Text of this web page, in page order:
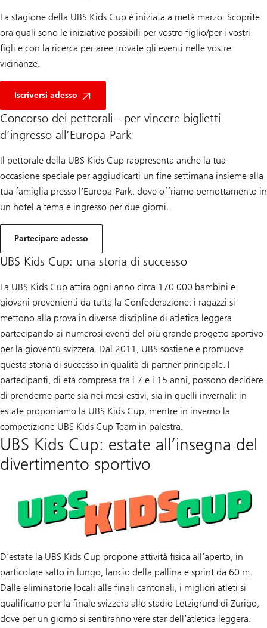
La stagione della UBS Kids Cup è iniziata a metà marzo. Scoprite
ora quali sono le iniziative possibili per vostro figlio/per i vostri
figli e con la ricerca per aree trovate gli eventi nelle vostre
vicinanze.
Iscriversi adesso
e
a
l
c
o
’
i
i
i
o
0
2
Concorso dei pettorali - per vincere biglietti
d’ingresso all’Europa-Park
Il pettorale della UBS Kids Cup rappresenta anche la tua
occasione speciale per aggiudicarti un fine settimana insieme alla
tua famiglia presso l’Europa-Park, dove offriamo pernottamento in
un hotel a tema e ingresso per due giorni.
Partecipare adesso
p
e
c
o
c
r
s
o
d
e
p
t
o
r
l
i
UBS Kids Cup: una storia di successo
La UBS Kids Cup attira ogni anno circa 170 000 bambini e
giovani provenienti da tutta la Confederazione: i ragazzi si
mettono alla prova in diverse discipline di atletica leggera
partecipando ai numerosi eventi del più grande progetto sportivo
per la gioventù svizzera. Dal 2011, UBS sostiene e promuove
questa storia di successo in qualità di partner principale. I
partecipanti, di età compresa tra i 7 e i 15 anni, possono decidere
di prenderne parte sia nei mesi estivi, sia in quelli invernali: in
estate proponiamo la UBS Kids Cup, mentre in inverno la
competizione UBS Kids Cup Team in palestra.
UBS Kids Cup: estate all’insegna del
divertimento sportivo
Kids
D’estate la UBS Kids Cup propone attività fisica all’aperto, in
particolare salto in lungo, lancio della pallina e sprint da 60 m.
Dalle eliminatorie locali alle finali cantonali, i migliori atleti si
qualificano per la finale svizzera allo stadio Letzigrund di Zurigo,
dove per un giorno si sentiranno vere star dell’atletica leggera.